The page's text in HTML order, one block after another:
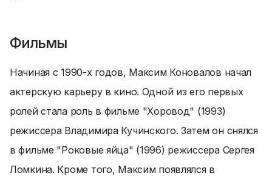
Фильмы
Начиная с 1990-х годов, Максим Коновалов начал
актерскую карьеру в кино. Одной из его первых
ролей стала роль в фильме "Хоровод" (1993)
режиссера Владимира Кучинского. Затем он снялся
в фильме "Роковые яйца" (1996) режиссера Сергея
Ломкина. Кроме того, Максим появлялся в